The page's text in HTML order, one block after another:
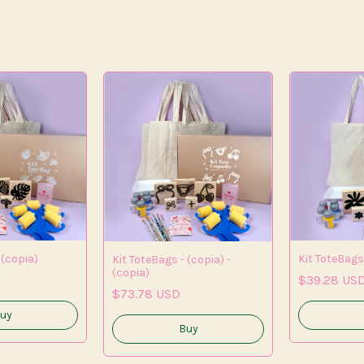
Kit ToteBags - (copia) -
(copia)
$73.78 USD
Kit
$39.28